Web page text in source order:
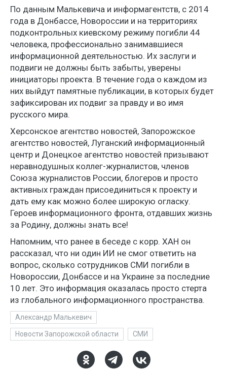
По данным Малькевича и информагентств, с 2014
года в Донбассе, Новороссии и на территориях
подконтрольных киевскому режиму погибли 44
человека, профессионально занимавшиеся
информационной деятельностью. Их заслуги и
подвиги не должны быть забыты, уверены
инициаторы проекта. В течение года о каждом из
них выйдут памятные публикации, в которых будет
зафиксирован их подвиг за правду и во имя
русского мира.
Херсонское агентство новостей, Запорожское
агентство новостей, Луганский информационный
центр и Донецкое агентство новостей призывают
неравнодушных коллег-журналистов, членов
Союза журналистов России, блогеров и просто
активных граждан присоединиться к проекту и
дать ему как можно более широкую огласку.
Героев информационного фронта, отдавших жизнь
за Родину, должны знать все!
Напомним, что ранее в беседе с корр. ХАН он
рассказал, что ни один ИИ не смог ответить на
вопрос, сколько сотрудников СМИ погибли в
Новороссии, Донбассе и на Украине за последние
10 лет. Это информация оказалась просто стерта
из глобального информационного пространства.
Александр Малькевич
Новости Запорожской области СМИ